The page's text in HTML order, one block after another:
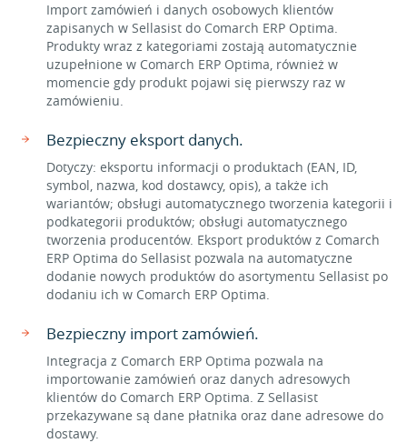
Import zamówień i danych osobowych klientów
zapisanych w Sellasist do Comarch ERP Optima.
Produkty wraz z kategoriami zostają automatycznie
uzupełnione w Comarch ERP Optima, również w
momencie gdy produkt pojawi się pierwszy raz w
zamówieniu.
Bezpieczny eksport danych.
Dotyczy: eksportu informacji o produktach (EAN, ID,
symbol, nazwa, kod dostawcy, opis), a także ich
wariantów; obsługi automatycznego tworzenia kategorii i
podkategorii produktów; obsługi automatycznego
tworzenia producentów. Eksport produktów z Comarch
ERP Optima do Sellasist pozwala na automatyczne
dodanie nowych produktów do asortymentu Sellasist po
dodaniu ich w Comarch ERP Optima.
Bezpieczny import zamówień.
Integracja z Comarch ERP Optima pozwala na
importowanie zamówień oraz danych adresowych
klientów do Comarch ERP Optima. Z Sellasist
przekazywane są dane płatnika oraz dane adresowe do
dostawy.